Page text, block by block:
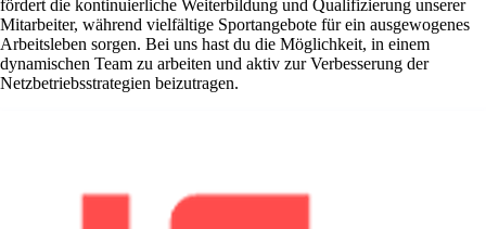
fördert die kontinuierliche Weiterbildung und Qualifizierung unserer
Mitarbeiter, während vielfältige Sportangebote für ein ausgewogenes
Arbeitsleben sorgen. Bei uns hast du die Möglichkeit, in einem
dynamischen Team zu arbeiten und aktiv zur Verbesserung der
Netzbetriebsstrategien beizutragen.